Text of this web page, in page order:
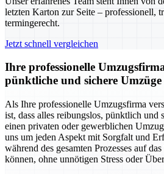
letzten Karton zur Seite – professionell,
termingerecht.
Jetzt schnell vergleichen
Ihre professionelle
pünktliche und sichere Umzüge
Als Ihre professionelle Umzugsfirma
ist, dass alles reibungslos, pünktlich und
einen privaten oder gewerblichen
uns um jeden Aspekt mit Sorgfalt und
während des gesamten Prozesses auf
können, ohne unnötigen Stress oder